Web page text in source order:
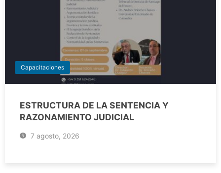
Capacitaciones
ESTRUCTURA DE LA SENTENCIA Y
RAZONAMIENTO JUDICIAL
7 agosto, 2026